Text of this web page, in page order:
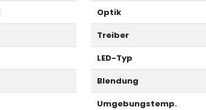
Optik
Treiber
LED-Typ
Blendung
Umgebungstemp.